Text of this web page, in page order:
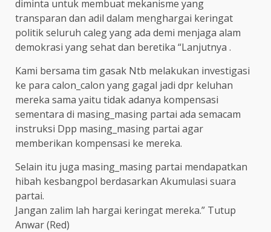
diminta untuk membuat mekanisme yang
transparan dan adil dalam menghargai keringat
politik seluruh caleg yang ada demi menjaga alam
demokrasi yang sehat dan beretika “Lanjutnya .
Kami bersama tim gasak Ntb melakukan investigasi
ke para calon_calon yang gagal jadi dpr keluhan
mereka sama yaitu tidak adanya kompensasi
sementara di masing_masing partai ada semacam
instruksi Dpp masing_masing partai agar
memberikan kompensasi ke mereka.
Selain itu juga masing_masing partai mendapatkan
hibah kesbangpol berdasarkan Akumulasi suara
partai.
Jangan zalim lah hargai keringat mereka.” Tutup
Anwar (Red)